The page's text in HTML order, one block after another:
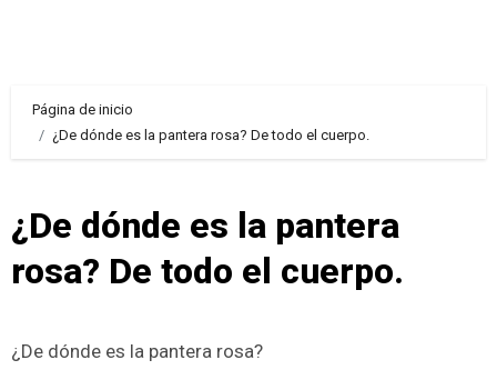
Página de inicio
¿De dónde es la pantera rosa? De todo el cuerpo.
¿De dónde es la pantera
rosa? De todo el cuerpo.
¿De dónde es la pantera rosa?